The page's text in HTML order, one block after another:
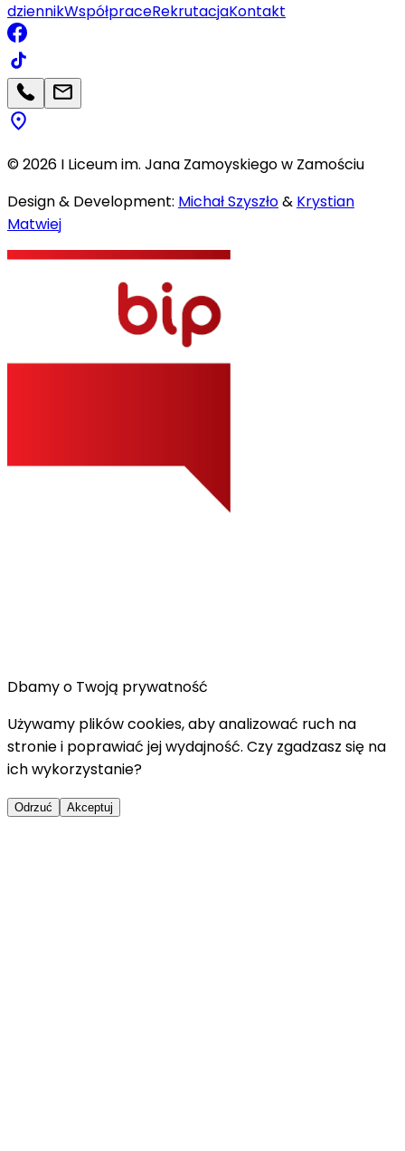
dziennikWspółpraceRekrutacjaKontakt
©2026 I Liceum im. Jana Zamoyskiego w Zamościu
Design & Development: Michał Szyszło& Krystian
Matwiej
Dbamy o Twoją prywatność
Używamy plików cookies, aby analizować ruch na
stronie i poprawiać jej wydajność. Czy zgadzasz się na
ich wykorzystanie?
Odrzuć Akceptuj